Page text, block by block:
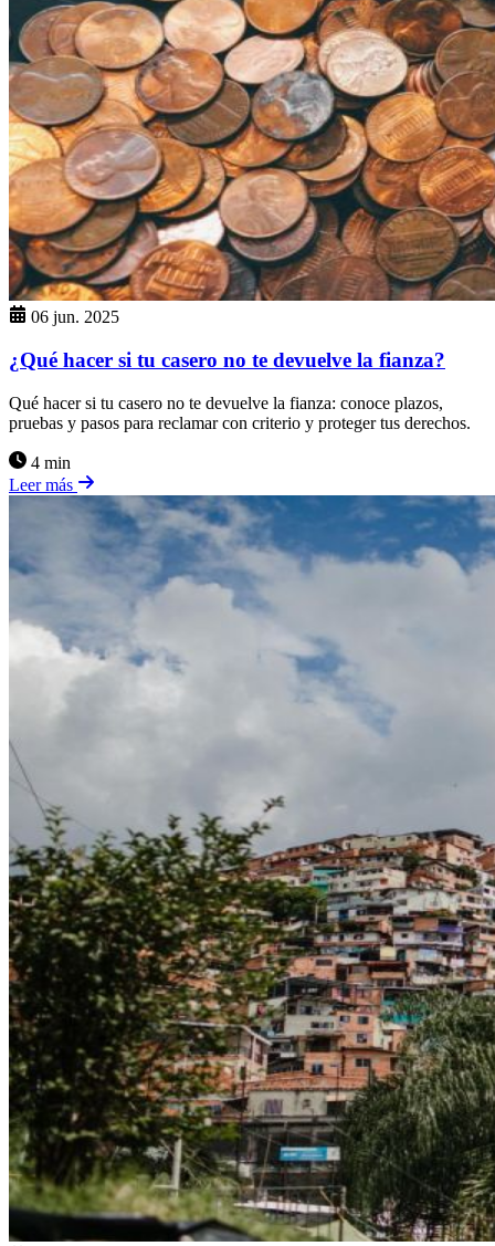
06 jun. 2025
¿Qué hacer si tu casero no te devuelve la fianza?
Qué hacer si tu casero no te devuelve la fianza: conoce plazos,
pruebas y pasos para reclamar con criterio y proteger tus derechos.
4 min
Leer más